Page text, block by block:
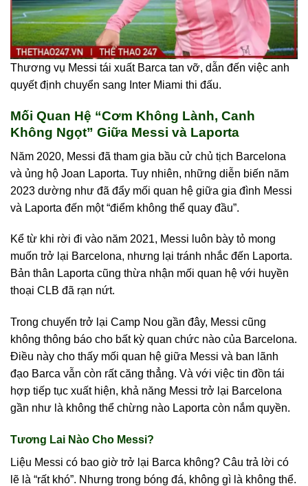
Thương vụ Messi tái xuất Barca tan vỡ, dẫn đến việc anh
quyết định chuyển sang Inter Miami thi đấu.
Mối Quan Hệ “Cơm Không Lành, Canh
Không Ngọt” Giữa Messi và Laporta
Năm 2020, Messi đã tham gia bầu cử chủ tịch Barcelona
và ủng hộ Joan Laporta. Tuy nhiên, những diễn biến năm
2023 dường như đã đẩy mối quan hệ giữa gia đình Messi
và Laporta đến một “điểm không thể quay đầu”.
Kể từ khi rời đi vào năm 2021, Messi luôn bày tỏ mong
muốn trở lại Barcelona, nhưng lại tránh nhắc đến Laporta.
Bản thân Laporta cũng thừa nhận mối quan hệ với huyền
thoại CLB đã rạn nứt.
Trong chuyến trở lại Camp Nou gần đây, Messi cũng
không thông báo cho bất kỳ quan chức nào của Barcelona.
Điều này cho thấy mối quan hệ giữa Messi và ban lãnh
đạo Barca vẫn còn rất căng thẳng. Và với việc tin đồn tái
hợp tiếp tục xuất hiện, khả năng Messi trở lại Barcelona
gần như là không thể chừng nào Laporta còn nắm quyền.
Tương Lai Nào Cho Messi?
Liệu Messi có bao giờ trở lại Barca không? Câu trả lời có
lẽ là “rất khó”. Nhưng trong bóng đá, không gì là không thể.